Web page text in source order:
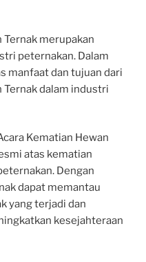
Ternak merupakan
peternakan. Dalam
manfaat dan tujuan dari
Ternak dalam industri
Kematian Hewan
atas kematian
Dengan
dapat memantau
yang terjadi dan
kesejahteraan